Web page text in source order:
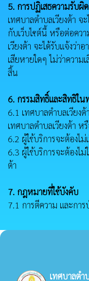
5. การปฏิเสธความรับผิด
เทศบาลตำบลเวียงต้า จ
กับเว็บไซต์นี้ หรือต่อคว
เวียงต้า จะได้รับแจ้งว่า
เสียหายใดๆ ไม่ว่าควา
สิ้น
6. กรรมสิทธิ์และสิทธิใ
6.1 เทศบาลตำบลเวีย
เทศบาลตำบลเวียงต้า
6.2 ผู้ใช้บริการจะต้องไ
6.3 ผู้ใช้บริการจะต้องไ
ต้า
7. กฎหมายที่ใช้บังคับ
7.1 การตีความ และกา
เทศบาลตำ